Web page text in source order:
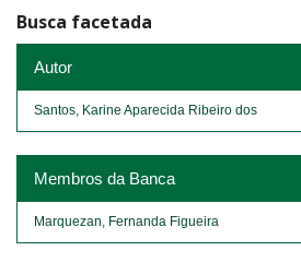
Busca facetada
Autor
Santos, Karine Aparecida Ribeiro dos
Membros da Banca
Marquezan, Fernanda Figueira